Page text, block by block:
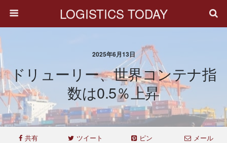
LOGISTICS TODAY
2025年6月13日
ドリューリー、世界コンテナ指
数は0.5％上昇
共有 ツイート ピン メール